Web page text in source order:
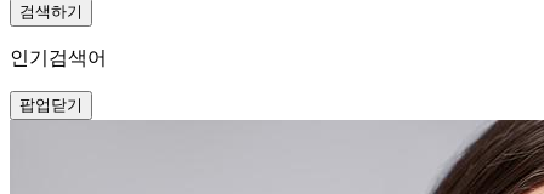
검색하기
인기검색어
팝업닫기